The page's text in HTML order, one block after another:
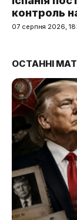
контроль
07 серпня 2026,
ОСТАННІ